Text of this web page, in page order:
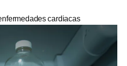
cardiacas